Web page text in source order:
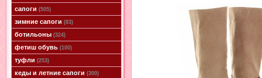
сапоги (505)
зимние сапоги (83)
ботильоны (324)
фетиш обувь (100)
туфли (253)
кеды и летние сапоги (300)